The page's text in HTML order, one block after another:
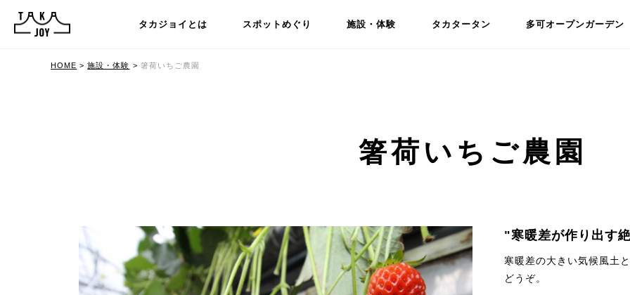
タカジョイとは スポットめぐり 施設・体験 タカタータン 多可オープンガーデン
HOME >施設・体験 > 箸荷いちご農園
箸荷いちご農園
"寒暖差が作り出す
寒暖差の大きい気候風土
どうぞ。